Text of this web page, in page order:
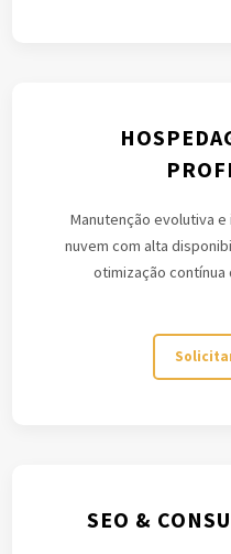
Manutenção evolutiva
nuvem com alta
otimização
SEO &